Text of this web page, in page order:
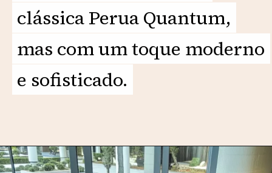
clássica Perua Quantum,
mas com um toque moderno
e sofisticado.
clássica Perua Quantum,
mas com um toque moderno
e sofisticado.
Opening